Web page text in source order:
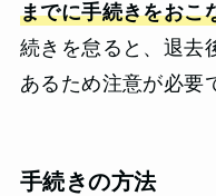
までに手続きをおこ
続きを怠ると、退去
あるため注意が必要
手続きの方法